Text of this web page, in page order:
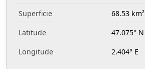
Superficie
68.53 km²
Latitude
47.075° N
Longitude
2.404° E